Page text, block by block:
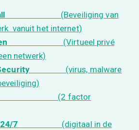
(Beveiliging van
vanuit het internet)
(Virtueel privé
netwerk)
(virus, malware
7
(digitaal in de